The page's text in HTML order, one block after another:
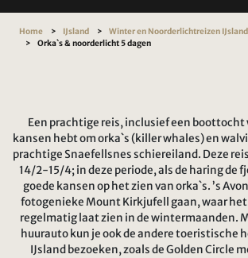
Home IJsland
Winter en Noorderlichtreizen IJsland
Orka`s & noorderlicht 5 dagen
Een prachtige reis, inclusief een boottocht
kansen hebt om orka`s (killer whales) en
prachtige Snaefellsnes schiereiland. Deze
14/2-15/4; in deze periode, als de haring de
goede kansen op het zien van orka`s. ’s
fotogenieke Mount Kirkjufell gaan, waar
regelmatig laat zien in de wintermaanden.
huurauto kun je ook de andere toeristische
IJsland bezoeken, zoals de Golden Circle